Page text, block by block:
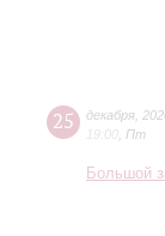
25 декабря
19:00 Пт
Большой